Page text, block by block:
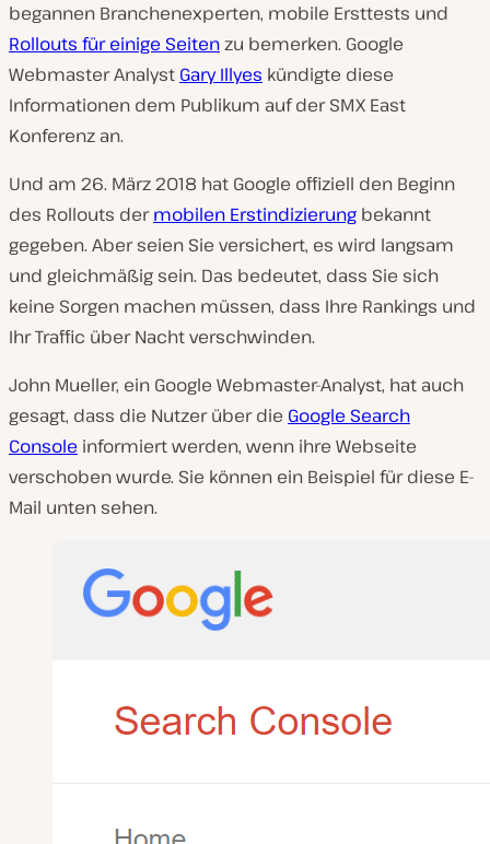
begannen Branchenexperten, mobile Ersttests und
Rollouts für einige Seitenzu bemerken. Google
Webmaster Analyst Gary Illyes kündigte diese
Informationen dem Publikum auf der SMX East
Konferenz an.
Und am 26. März 2018 hat Google offiziell den Beginn
des Rollouts dermobilen Erstindizierung bekannt
gegeben. Aber seien Sie versichert, es wird langsam
und gleichmäßig sein. Das bedeutet, dass Sie sich
keine Sorgen machen müssen, dass Ihre Rankings und
Ihr Traffic über Nacht verschwinden.
John Mueller, ein Google Webmaster-Analyst, hat auch
gesagt, dass die Nutzer über die Google Search
Console informiert werden, wenn ihre Webseite
verschoben wurde. Sie können ein Beispiel für diese E-
Mail unten sehen.